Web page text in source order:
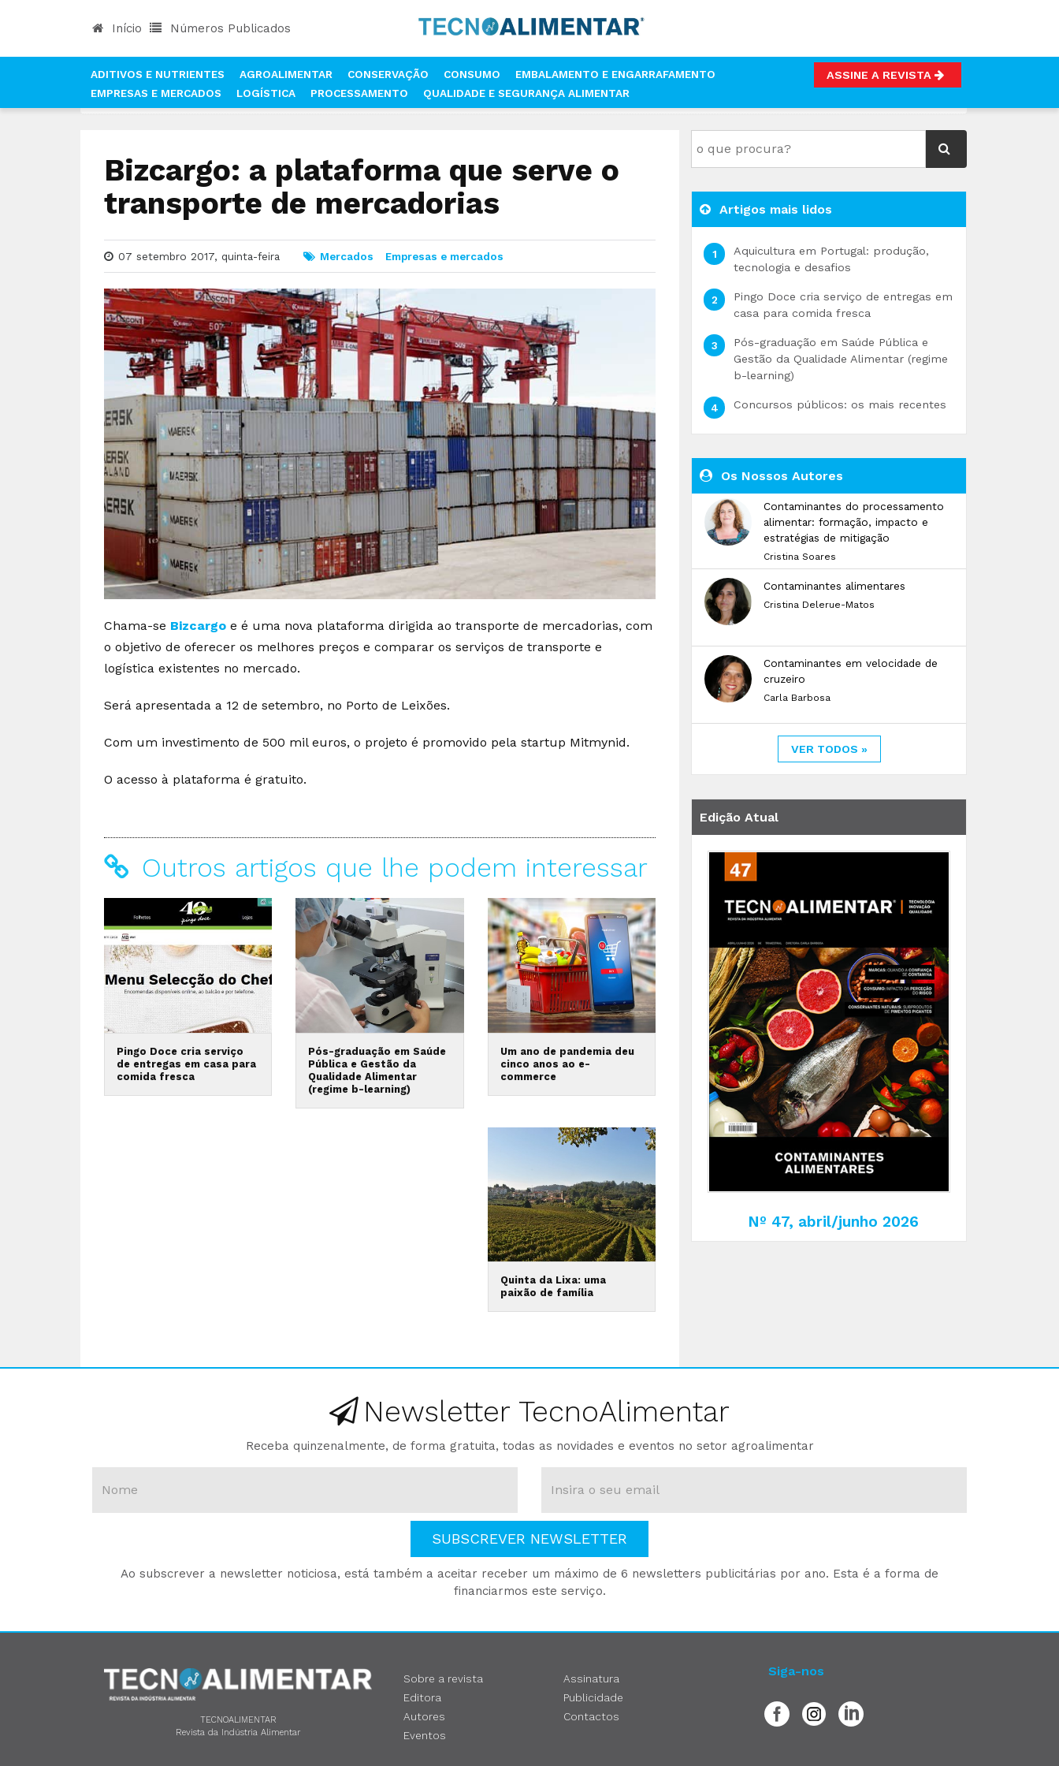
Início Números Publicados
ADITIVOS E NUTRIENTES AGROALIMENTAR CONSERVAÇÃO CONSUMO
EMBALAMENTO E ENGARRAFAMENTO
EMPRESAS E MERCADOS
LOGÍSTICA PROCESSAMENTO QUALIDADE E SEGURANÇA ALIMENTAR
ASSINE A REVISTA
BIZCARGO: A PLATAFORMA QUE SERVE O TRANSPORTE DE MERCADORIAS
Bizcargo: a plataforma que serve o
transporte de mercadorias
07 setembro 2017, quinta-feira Mercados Empresas e mercados
Chama-se Bizcargo e é uma nova plataforma dirigida ao transporte de mercadorias, com
o objetivo de oferecer os melhores preços e comparar os serviços de transporte e
logística existentes no mercado.
Será apresentada a 12 de setembro, no Porto de Leixões.
Com um investimento de 500 mil euros, o projeto é promovido pela startup Mitmynid.
O acesso à plataforma é gratuito.
Outros artigos que lhe podem interessar
Pingo Doce cria serviço
de entregas em casa para
comida fresca
Pós-graduação em Saúde
Pública e Gestão da
Qualidade Alimentar
(regime b-learning)
Um ano de pandemia deu
cinco anos ao e-
commerce
Quinta da Lixa: uma
paixão de família
Artigos mais lidos
Aquicultura em Portugal: produção,
tecnologia e desafios
Pingo Doce cria serviço de entregas em
casa para comida fresca
Pós-graduação em Saúde Pública e
Gestão da Qualidade Alimentar (regime
b-learning)
Concursos públicos: os mais recentes
Os Nossos Autores
Contaminantes do processamento
alimentar: formação, impacto e
estratégias de mitigação
Cristina Soares
Contaminantes alimentares
Cristina Delerue-Matos
Contaminantes em velocidade de
cruzeiro
Carla Barbosa
VER TODOS »
Edição Atual
Nº 47, abril/junho 2026
Newsletter TecnoAlimentar
Receba quinzenalmente, de forma gratuita, todas as novidades e eventos no setor agroalimentar
SUBSCREVER NEWSLETTER
Ao subscrever a newsletter noticiosa, está também a aceitar receber um máximo de 6 newsletters publicitárias por ano. Esta é a forma de
financiarmos este serviço.
TECNOALIMENTAR
Revista da Indústria Alimentar
Sobre a revista
Editora
Autores
Eventos
Assinatura
Publicidade
Contactos
Siga-nos